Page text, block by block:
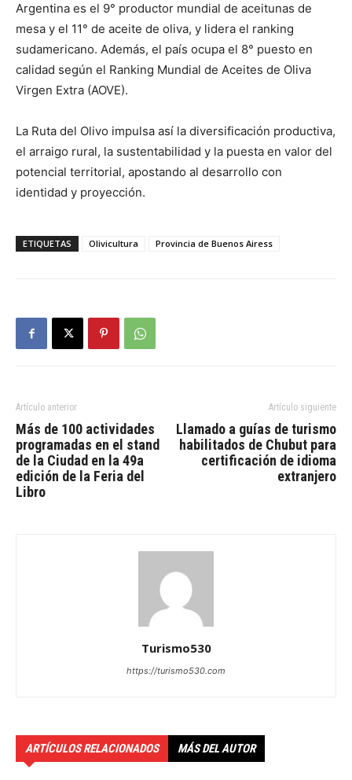
Argentina es el 9° productor mundial de aceitunas de
mesa y el 11° de aceite de oliva, y lidera el ranking
sudamericano. Además, el país ocupa el 8° puesto en
calidad según el Ranking Mundial de Aceites de Oliva
Virgen Extra (AOVE).
La Ruta del Olivo impulsa así la diversificación productiva,
el arraigo rural, la sustentabilidad y la puesta en valor del
potencial territorial, apostando al desarrollo con
identidad y proyección.
ETIQUETAS Olivicultura Provincia de Buenos Airess
Artículo anterior
Más de 100 actividades
programadas en el stand
de la Ciudad en la 49a
edición de la Feria del
Libro
Artículo siguiente
Llamado a guías de turismo
habilitados de Chubut para
certificación de idioma
extranjero
Turismo530
https://turismo530.com
ARTÍCULOS RELACIONADOS MÁS DEL AUTOR